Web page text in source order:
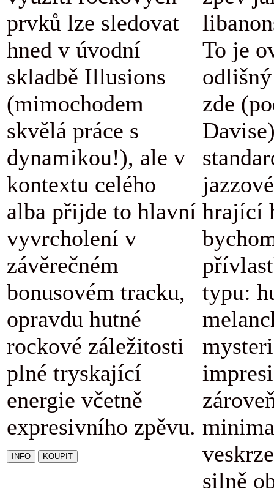
prvků lze sledovat
hned v úvodní
skladbě Illusions
(mimochodem
skvělá práce s
dynamikou!), ale v
kontextu celého
alba přijde to hlavní
vyvrcholení v
závěrečném
bonusovém tracku,
opravdu hutné
rockové záležitosti
plné tryskající
energie včetně
expresivního zpěvu.
To je
zde
hrající
typu:
silně